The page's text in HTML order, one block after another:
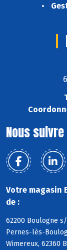
Nous
Votre magasin
de :
62200 Boulogne
Pernes-lès-
Wimereux, 62360